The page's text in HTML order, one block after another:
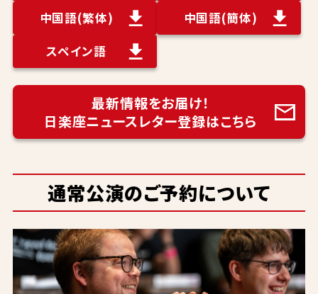
中国語(繁体) 中国語(簡体)
スペイン語
最新情報をお届け！
日楽座ニュースレター登録はこちら
通常公演のご予約について